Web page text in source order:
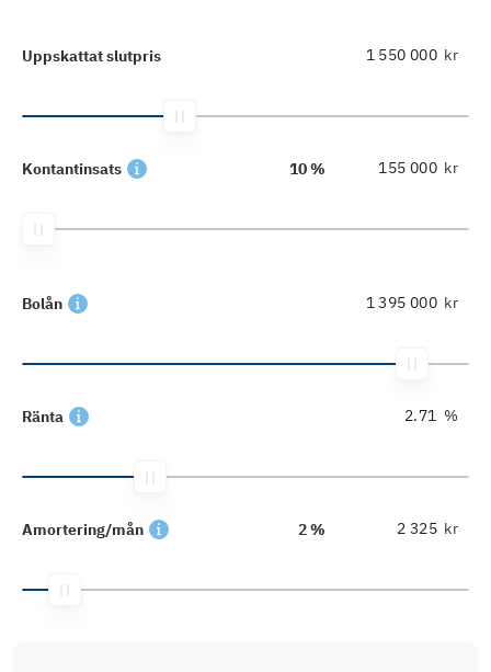
Uppskattat slutpris kr
Kontantinsats 10 % kr
Bolån kr
Ränta %
Amortering/mån 2 % kr